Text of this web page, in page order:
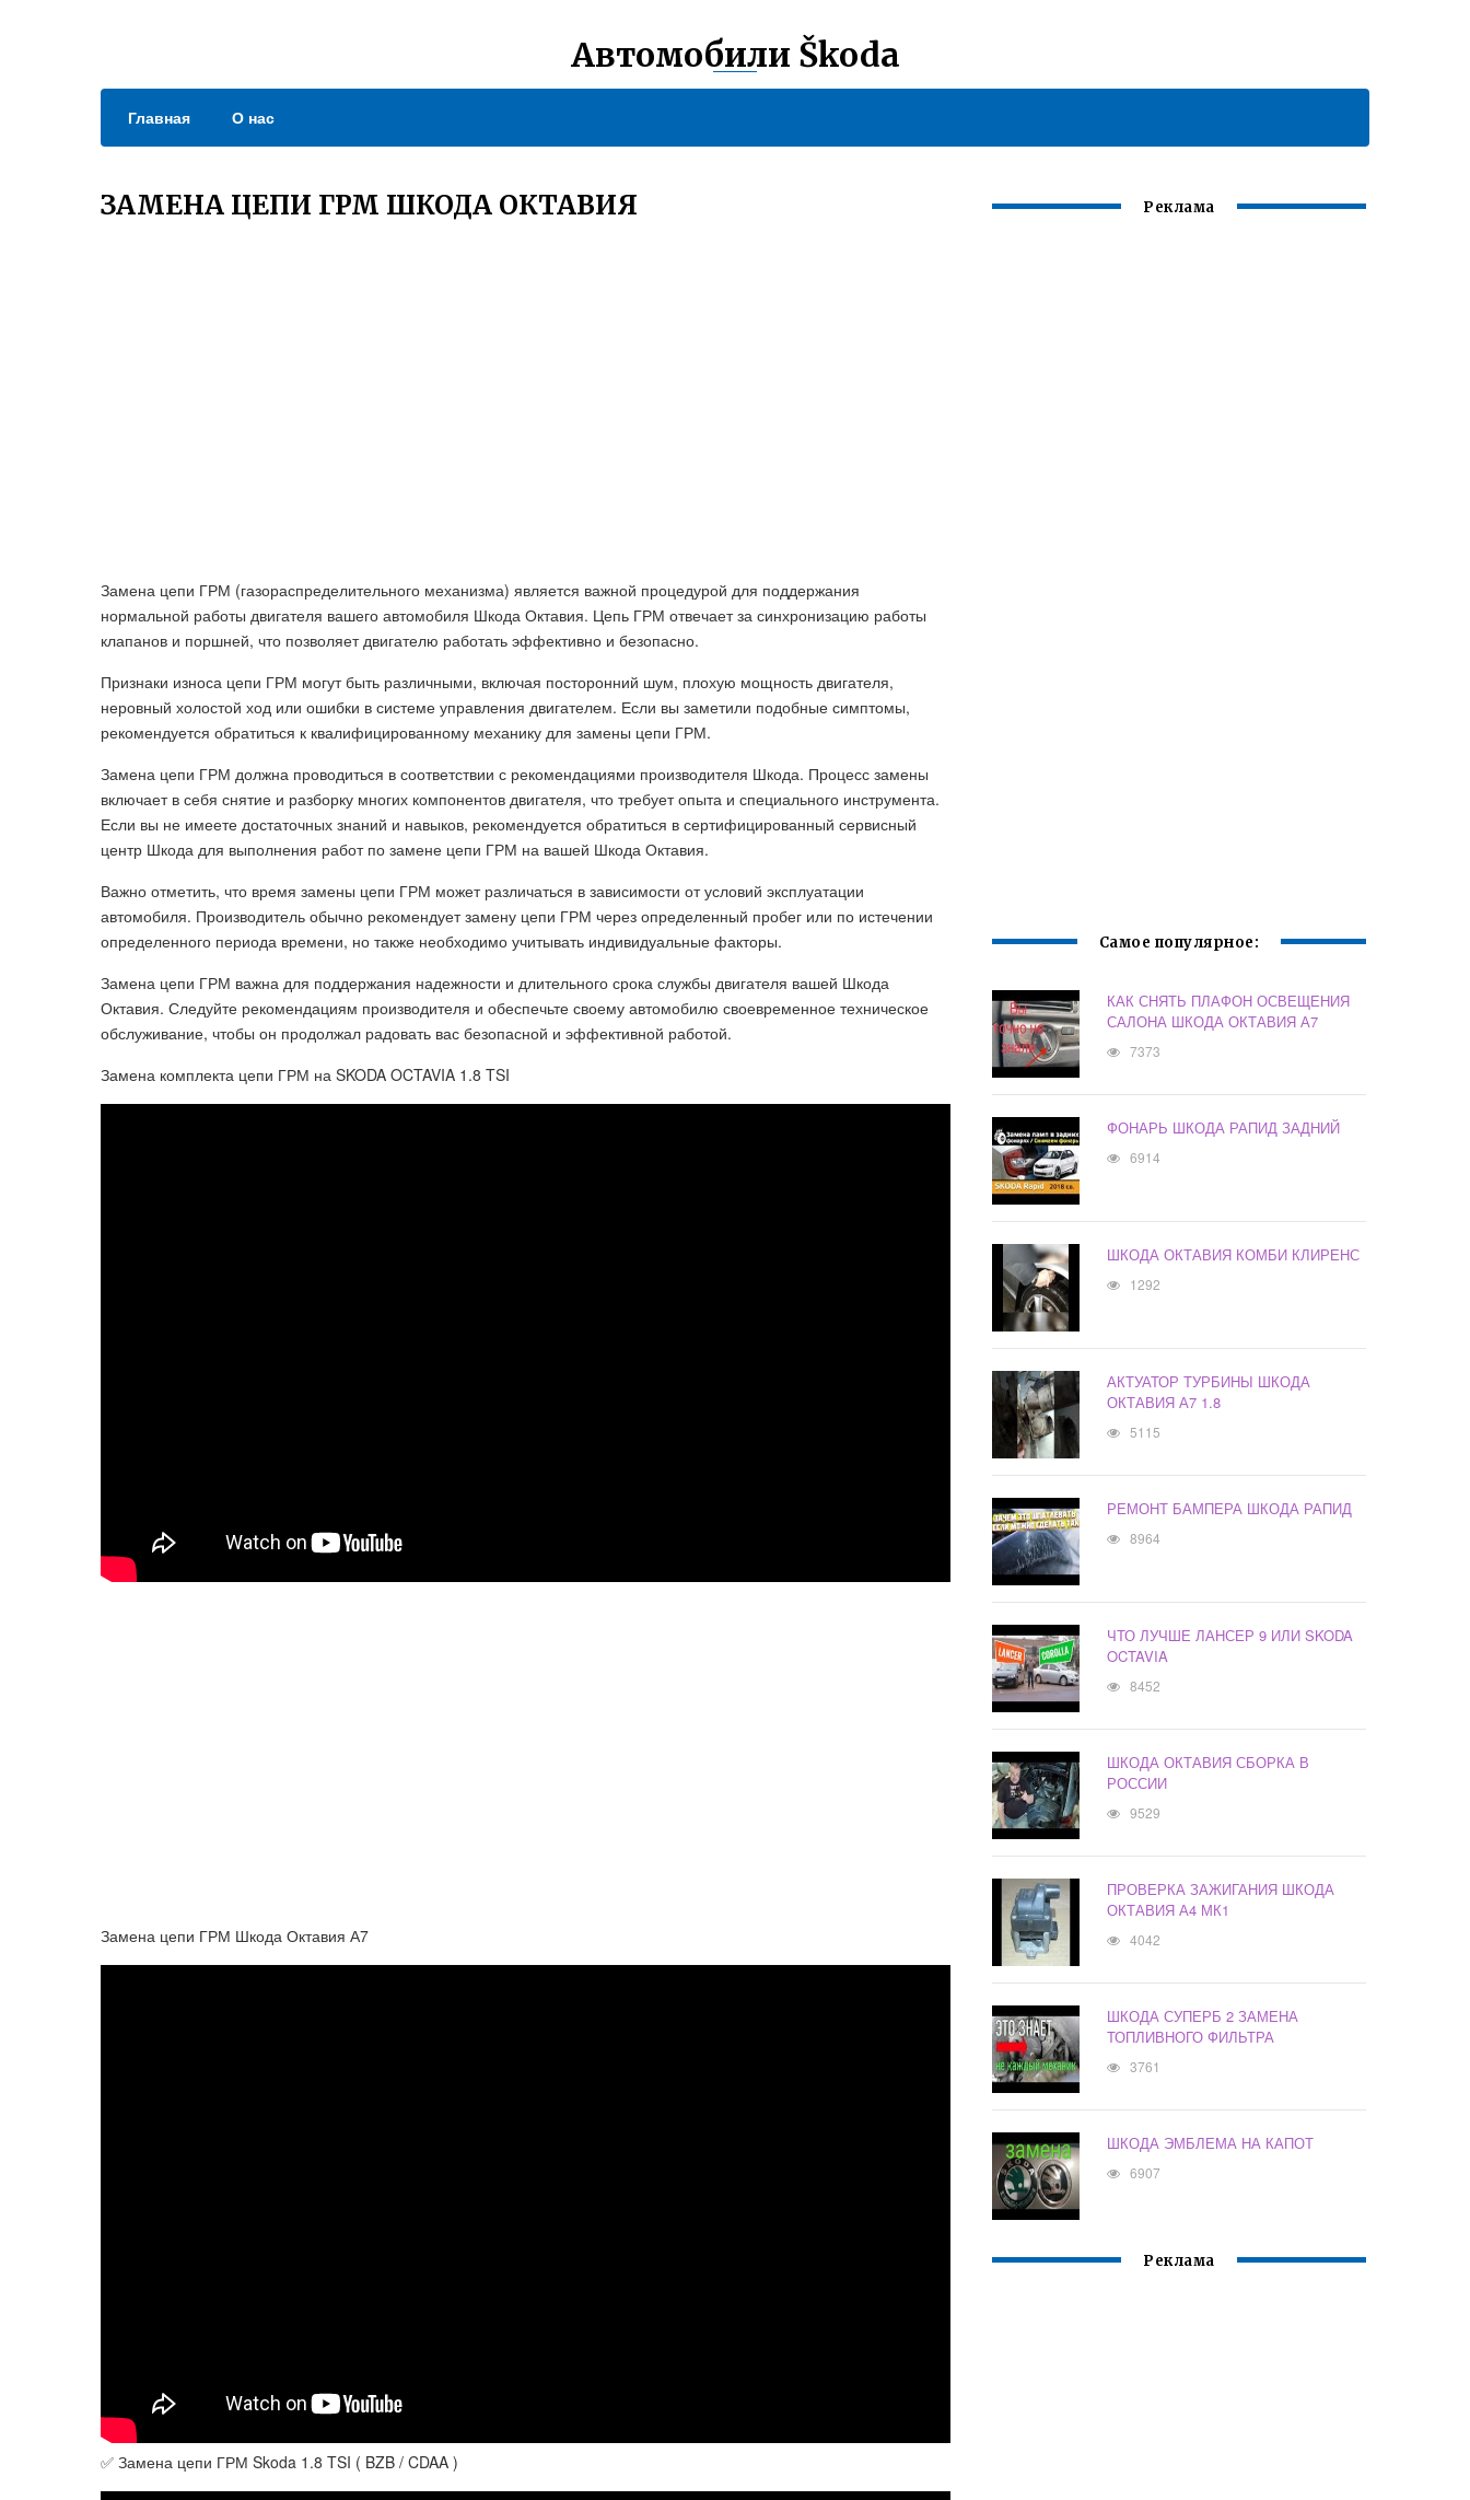
Автомобили Škoda
Главная О нас
ЗАМЕНА ЦЕПИ ГРМ ШКОДА ОКТАВИЯ
Замена цепи ГРМ (газораспределительного механизма) является важной процедурой для поддержания
нормальной работы двигателя вашего автомобиля Шкода Октавия. Цепь ГРМ отвечает за синхронизацию работы
клапанов и поршней, что позволяет двигателю работать эффективно и безопасно.
Признаки износа цепи ГРМ могут быть различными, включая посторонний шум, плохую мощность двигателя,
неровный холостой ход или ошибки в системе управления двигателем. Если вы заметили подобные симптомы,
рекомендуется обратиться к квалифицированному механику для замены цепи ГРМ.
Замена цепи ГРМ должна проводиться в соответствии с рекомендациями производителя Шкода. Процесс замены
включает в себя снятие и разборку многих компонентов двигателя, что требует опыта и специального инструмента.
Если вы не имеете достаточных знаний и навыков, рекомендуется обратиться в сертифицированный сервисный
центр Шкода для выполнения работ по замене цепи ГРМ на вашей Шкода Октавия.
Важно отметить, что время замены цепи ГРМ может различаться в зависимости от условий эксплуатации
автомобиля. Производитель обычно рекомендует замену цепи ГРМ через определенный пробег или по истечении
определенного периода времени, но также необходимо учитывать индивидуальные факторы.
Замена цепи ГРМ важна для поддержания надежности и длительного срока службы двигателя вашей Шкода
Октавия. Следуйте рекомендациям производителя и обеспечьте своему автомобилю своевременное техническое
обслуживание, чтобы он продолжал радовать вас безопасной и эффективной работой.
Замена комплекта цепи ГРМ на SKODA OCTAVIA 1.8 TSI
Замена цепи ГРМ Шкода Октавия А7
✅ Замена цепи ГРМ Skoda 1.8 TSI ( BZB / CDAA )
Реклама
Самое популярное:
КАК СНЯТЬ ПЛАФОН ОСВЕЩЕНИЯ
САЛОНА ШКОДА ОКТАВИЯ А7
7373
ФОНАРЬ ШКОДА РАПИД ЗАДНИЙ
6914
ШКОДА ОКТАВИЯ КОМБИ КЛИРЕНС
1292
АКТУАТОР ТУРБИНЫ ШКОДА
ОКТАВИЯ А7 1.8
5115
РЕМОНТ БАМПЕРА ШКОДА РАПИД
8964
ЧТО ЛУЧШЕ ЛАНСЕР 9 ИЛИ SKODA
OCTAVIA
8452
ШКОДА ОКТАВИЯ СБОРКА В
РОССИИ
9529
ПРОВЕРКА ЗАЖИГАНИЯ ШКОДА
ОКТАВИЯ А4 МК1
4042
ШКОДА СУПЕРБ 2 ЗАМЕНА
ТОПЛИВНОГО ФИЛЬТРА
3761
ШКОДА ЭМБЛЕМА НА КАПОТ
6907
Реклама